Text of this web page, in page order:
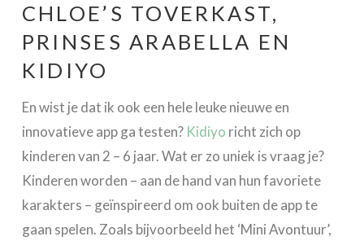
CHLOE’S TOVERKAST,
PRINSES ARABELLA EN
KIDIYO
En wist je dat ik ook een hele leuke nieuwe en
innovatieve app ga testen? Kidiyo richt zich op
kinderen van 2 – 6 jaar. Wat er zo uniek is vraag je?
Kinderen worden – aan de hand van hun favoriete
karakters – geïnspireerd om ook buiten de app te
gaan spelen. Zoals bijvoorbeeld het ‘Mini Avontuur’,